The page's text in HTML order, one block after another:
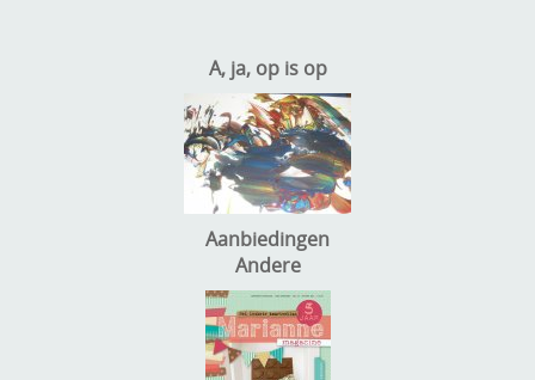
A, ja, op is op
Aanbiedingen
Andere